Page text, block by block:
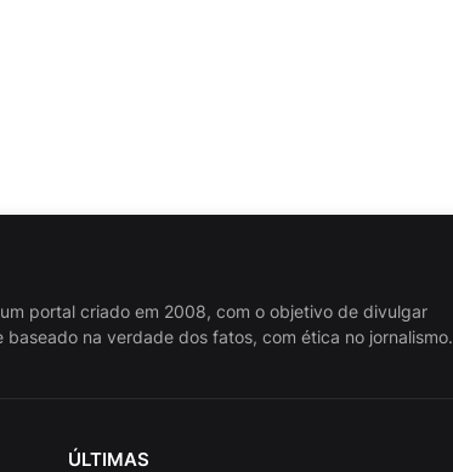
portal criado em 2008, com o objetivo de divulgar
baseado na verdade dos fatos, com ética no jornalismo.
ÚLTIMAS